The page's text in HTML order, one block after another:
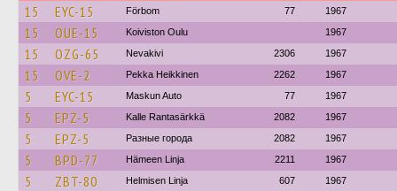
15 EYC-15 Förbom 77 1967
15 OUE-15 Koiviston Oulu 1967
15 OZG-65 Nevakivi 2306 1967
15 OVE-2 Pekka Heikkinen 2262 1967
5 EYC-15 Maskun Auto 77 1967
5 EPZ-5 Kalle Rantasärkkä 2082 1967
5 EPZ-5 Разные города 2082 1967
5 BPD-77 Hämeen Linja 2211 1967
5 ZBT-80 Helmisen Linja 607 1967